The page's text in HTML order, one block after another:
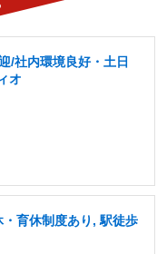
/社内環境良好・土日
オ
・育休制度あり, 駅徒歩